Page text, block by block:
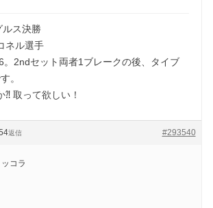
ルス決勝
ネル選手
。2ndセット両者1ブレークの後、タイブ
。
⁈ 取って欲しい！
#293540
返信
ッコラ